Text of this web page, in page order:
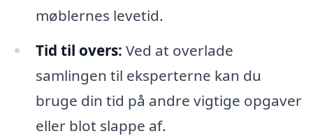
møblernes levetid.
Tid til overs: Ved at overlade
samlingen til eksperterne kan du
bruge din tid på andre vigtige opgaver
eller blot slappe af.